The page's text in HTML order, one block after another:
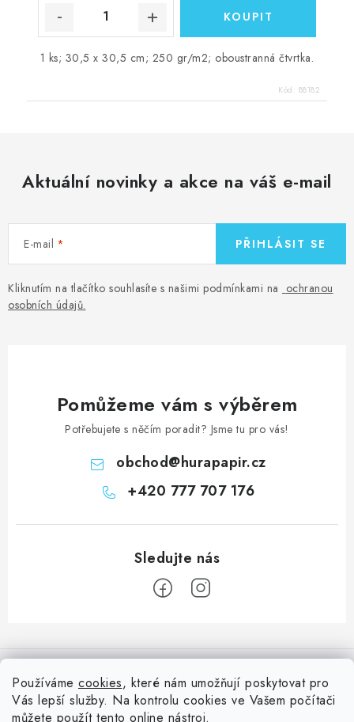
Používáme cookies, které nám umožňují poskytovat pro
Vás lepší služby. Na kontrolu cookies ve Vašem počítači
můžete použít tento online nástroj.
1 ks; 30,5 x 30,5 cm; 250 gr/m2; oboustranná čtvrtka.
Kód: 88182
Aktuální novinky a akce na váš e-mail
E-mail
Kliknutím na tlačítko souhlasíte s našimi podmínkami na ochranou
osobních údajů.
PŘIHLÁSIT SE
Pomůžeme vám s výběrem
Potřebujete s něčím poradit? Jsme tu pro vás!
obchod@hurapapir.cz
+420 777 707 176
á
Doprava
Nepřehlédněte